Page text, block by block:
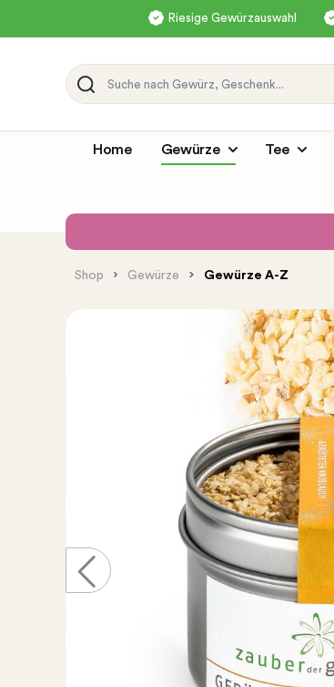
Riesige Gewürzauswahl
Home Gewürze Tee
Shop Gewürze Gewürze A-Z